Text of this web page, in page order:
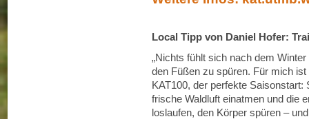
Local Tipp von Daniel Hofer:
„Nichts fühlt sich nach dem
den Füßen zu spüren. Für mich
KAT100, der perfekte
frische Waldluft einatmen und die
loslaufen, den Körper spüren –